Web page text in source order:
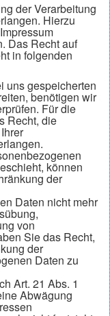
der Verarbeitung
Hierzu
Das Recht auf
in folgenden
uns gespeicherten
benötigen wir
Für die
Recht, die
können
der
Daten nicht mehr
von
Sie das Recht,
der
Daten zu
Art. 21 Abs. 1
Abwägung